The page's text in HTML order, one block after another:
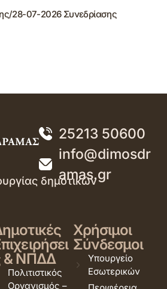
28-07-2026 Συνεδρίασης
25213 50600
info@dimosdr
amas.gr
δημοτικών
& ΝΠΔΔ
Πολιτιστικός
Οργανισμός –
Χρήσιμοι
Σύνδεσμοι
Υπουργείο
Εσωτερικών